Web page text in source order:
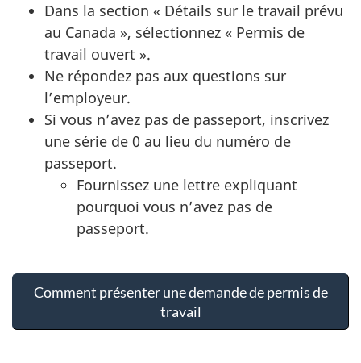
Dans la section « Détails sur le travail prévu
au Canada », sélectionnez « Permis de
travail ouvert ».
Ne répondez pas aux questions sur
l’employeur.
Si vous n’avez pas de passeport, inscrivez
une série de 0 au lieu du numéro de
passeport.
Fournissez une lettre expliquant
pourquoi vous n’avez pas de
passeport.
Comment présenter une demande de permis de
travail